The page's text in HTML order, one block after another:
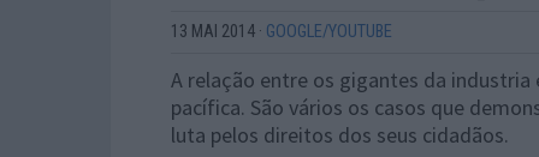
13 MAI 2014 · GOOGLE/YOUTUBE
A relação entre os gigantes da industria
pacífica. São vários os casos que
luta pelos direitos dos seus cidadãos.